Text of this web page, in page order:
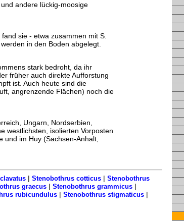
andere lückig-moosige
sie - etwa zusammen mit S.
in den Boden abgelegt.
stark bedroht, da ihr
früher auch direkte Aufforstung
ist. Auch heute sind die
angrenzende Flächen) noch die
Ungarn, Nordserbien,
westlichsten, isolierten Vorposten
und im Huy (Sachsen-Anhalt,
| Stenobothrus cotticus| Stenobothrus
graecus| Stenobothrus grammicus|
rubicundulus| Stenobothrus stigmaticus|